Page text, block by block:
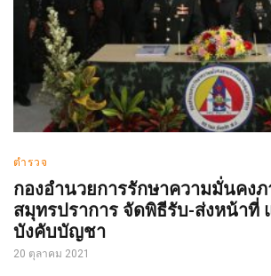
ตำรวจ
กองอำนวยการรักษาความมั่นคง
สมุทรปราการ จัดพิธีรับ-ส่งหน้าที่
บังคับบัญชา
20 ตุลาคม 2021